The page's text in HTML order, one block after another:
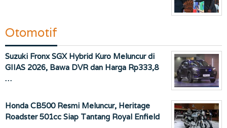
Otomotif
Suzuki Fronx SGX Hybrid Kuro Meluncur di
GIIAS 2026, Bawa DVR dan Harga Rp333,8
…
Honda CB500 Resmi Meluncur, Heritage
Roadster 501cc Siap Tantang Royal Enfield